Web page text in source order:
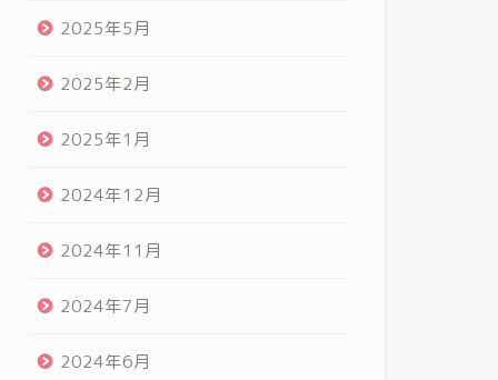
2025年5月
2025年2月
2025年1月
2024年12月
2024年11月
2024年7月
2024年6月